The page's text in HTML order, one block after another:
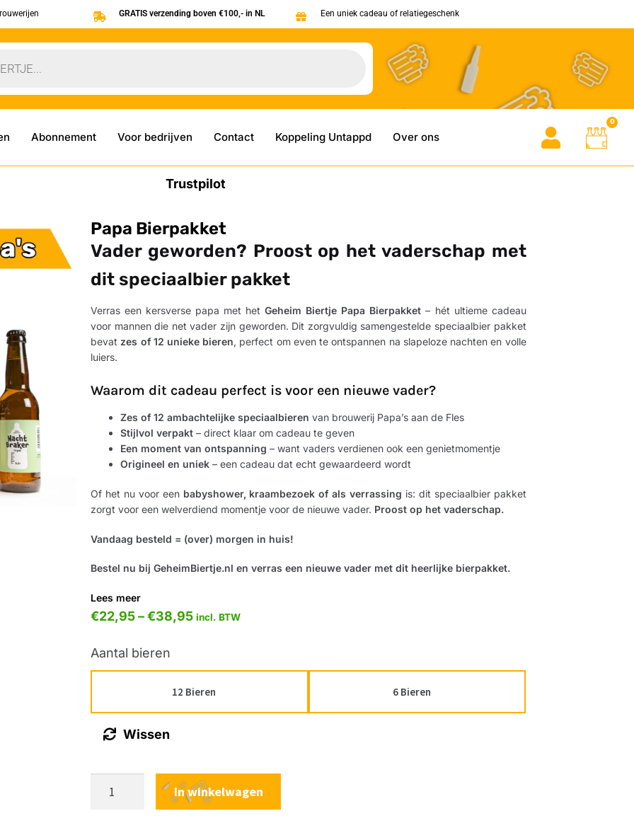
GRATIS verzending boven €100,- in NL Een uniek cadeau of relatiegeschenk
Abonnement Voor bedrijven Contact Koppeling Untappd Over ons
0
Trustpilot
Papa Bierpakket
Vader geworden? Proost op het vaderschap met
dit speciaalbier pakket
Verras een kersverse papa met hetGeheim Biertje Papa Bierpakket – hét ultieme cadeau
voor mannen die net vader zijn geworden. Dit zorgvuldig samengestelde speciaalbier pakket
bevatzes of 12 unieke bieren, perfect om even te ontspannen na slapeloze nachten en volle
luiers.
Waarom dit cadeau perfect is voor een nieuwe vader?
Zes of 12 ambachtelijke speciaalbieren van brouwerij Papa’s aan de Fles
Stijlvol verpakt – direct klaar om cadeau te geven
Een moment van ontspanning – want vaders verdienen ook een genietmomentje
Origineel en uniek – een cadeau dat echt gewaardeerd wordt
Of het nu voor een babyshower, kraambezoek of als verrassing is: dit speciaalbier pakket
zorgt voor een welverdiend momentje voor de nieuwe vader. Proost op het vaderschap.
Vandaag besteld = (over) morgen in huis!
Bestel nu bij GeheimBiertje.nl en verras een nieuwe vader met dit heerlijke bierpakket.
Lees meer
€22,95–€38,95 incl. BTW
Aantal bieren
12 Bieren 6 Bieren
Wissen
In winkelwagen